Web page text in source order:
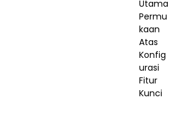
Utama
Permu
kaan
Atas
Konfig
urasi
Fitur
Kunci